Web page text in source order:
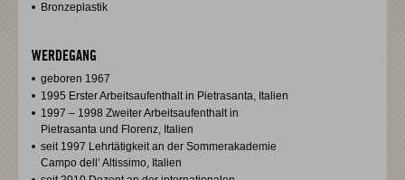
Bronzeplastik
WERDEGANG
geboren 1967
1995 Erster Arbeitsaufenthalt in Pietrasanta, Italien
1997 – 1998 Zweiter Arbeitsaufenthalt in
Pietrasanta und Florenz, Italien
seit 1997 Lehrtätigkeit an der Sommerakademie
Campo dell’ Altissimo, Italien